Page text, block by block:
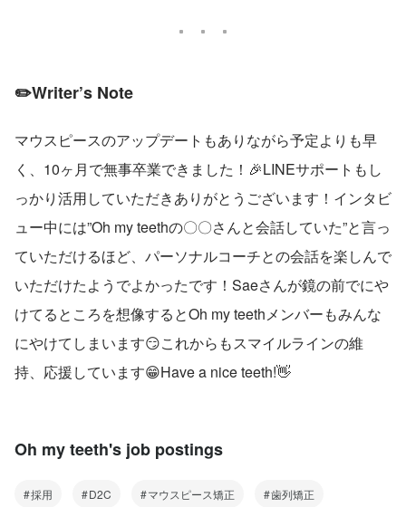
✏️Writer’s Note
マウスピースのアップデートもありながら予定よりも早
く、10ヶ月で無事卒業できました！🎉LINEサポートもし
っかり活用していただきありがとうございます！インタビ
ュー中には”Oh my teethの〇〇さんと会話していた”と言っ
ていただけるほど、パーソナルコーチとの会話を楽しんで
いただけたようでよかったです！Saeさんが鏡の前でにや
けてるところを想像するとOh my teethメンバーもみんな
にやけてしまいます😏これからもスマイルラインの維
持、応援しています😁Have a nice teeth!👋
Oh my teeth's job postings
採用 D2C マウスピース矯正 歯列矯正